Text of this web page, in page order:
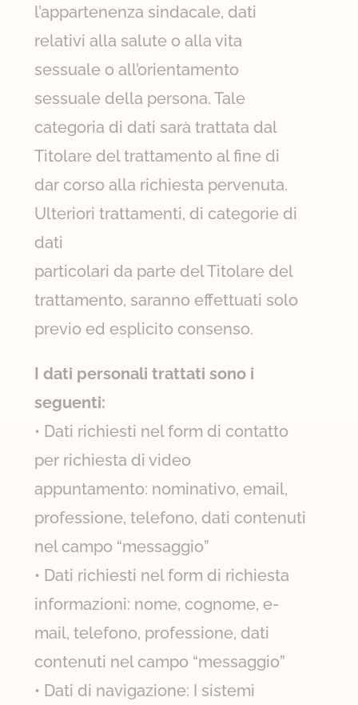
l’appartenenza sindacale, dati
relativi alla salute o alla vita
sessuale o all’orientamento
sessuale della persona. Tale
categoria di dati sarà trattata dal
Titolare del trattamento al fine di
dar corso alla richiesta pervenuta.
Ulteriori trattamenti, di categorie di
dati
particolari da parte del Titolare del
trattamento, saranno effettuati solo
previo ed esplicito consenso.
I dati personali trattati sono i
seguenti:
• Dati richiesti nel form di contatto
per richiesta di video
appuntamento: nominativo, email,
professione, telefono, dati contenuti
nel campo “messaggio”
• Dati richiesti nel form di richiesta
informazioni: nome, cognome, e-
mail, telefono, professione, dati
contenuti nel campo “messaggio”
• Dati di navigazione: I sistemi